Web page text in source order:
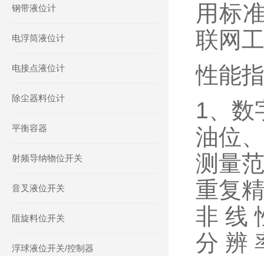
钢带液位计
电浮筒液位计
电接点液位计
除尘器料位计
平衡容器
射频导纳物位开关
音叉液位开关
阻旋料位开关
浮球液位开关/控制器
用标
联网
性能
1、数
油位
测量
重复
非 线
分 辨